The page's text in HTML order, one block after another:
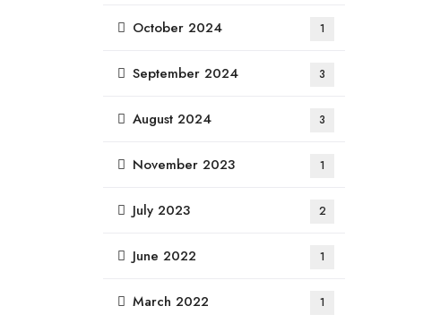
October 2024 1
September 2024 3
August 2024 3
November 2023 1
July 2023 2
June 2022 1
March 2022 1